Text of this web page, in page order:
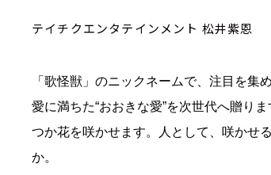
テイチクエンタテインメント 松井紫恩
「歌怪獣」のニックネームで、注目を集
愛に満ちた“おおきな愛”を次世代へ贈り
つか花を咲かせます。人として、咲かせ
か。